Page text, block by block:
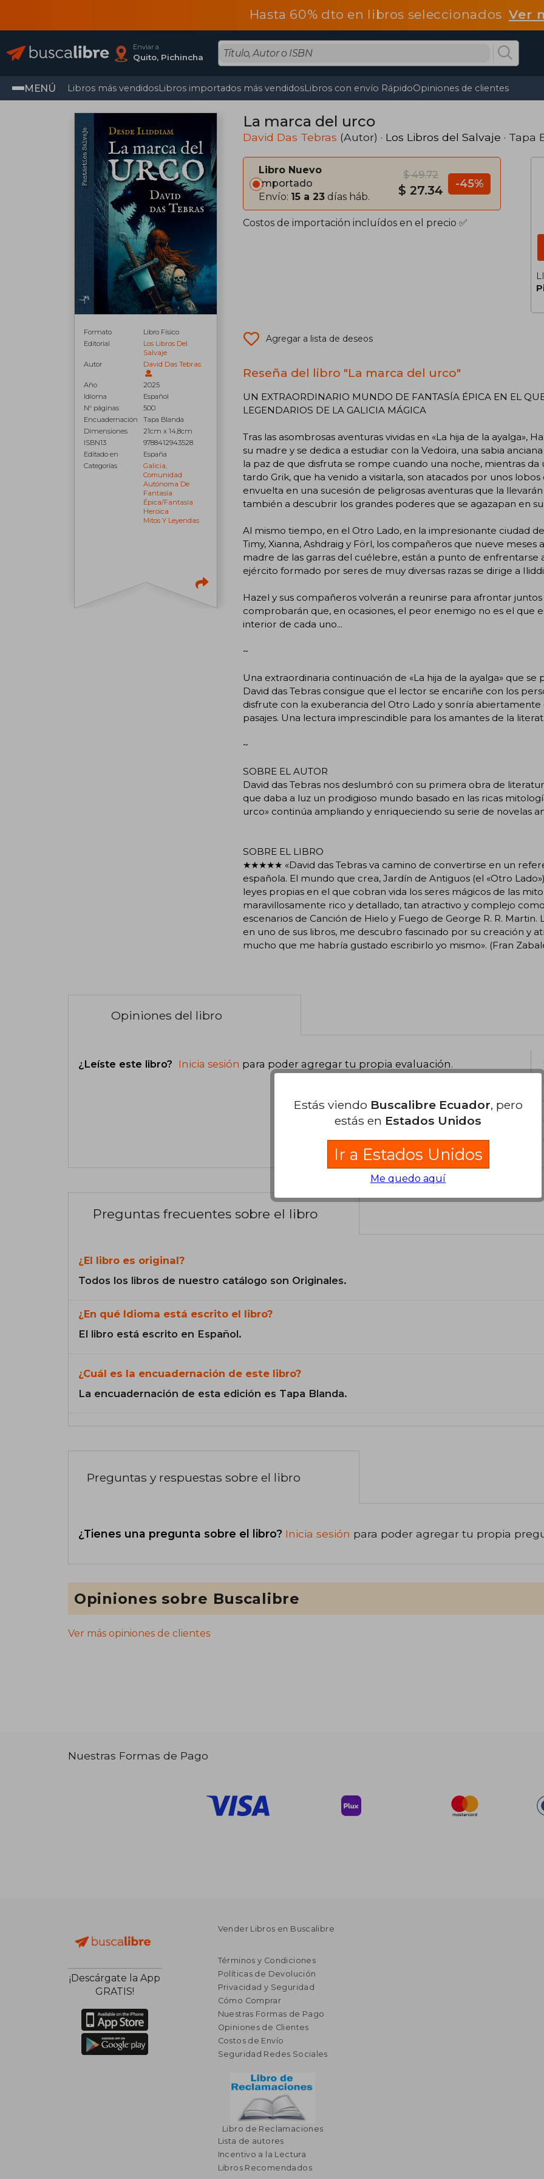
Hasta 60% dto en libros seleccionadosVer
Enviar a
Quito, Pichincha
MENÚ Libros más vendidosLibros importados más vendidosLibros con envío RápidoOpiniones de clientes
Formato
Libro Físico
Editorial
Los Libros Del
Salvaje
Autor
David Das Tebras
Año
2025
Idioma
Español
N° páginas
500
Encuadernación
Tapa Blanda
Dimensiones
21cm x 14,8cm
ISBN13
9788412943528
Editado en
España
Categorías
Galicia,
Comunidad
Autónoma De
Fantasía
Épica/fantasía
Heroica
Mitos Y Leyendas
La marca del urco
David Das Tebras (Autor) · Los Libros del Salvaje · Tapa
Libro Nuevo
Importado
Envío: 15 a 23 días háb.
$ 49.72
$ 27.34 -45%
Costos de importación incluídos en el precio ✅
Agregar a lista de deseos
Reseña del libro "La marca del urco"
UN EXTRAORDINARIO MUNDO DE FANTASÍA ÉPICA EN EL
LEGENDARIOS DE LA GALICIA MÁGICA
Tras las asombrosas aventuras vividas en «La hija de la ayalga»,
su madre y se dedica a estudiar con la Vedoira, una sabia
la paz de que disfruta se rompe cuando una noche, mientras
tardo Grik, que ha venido a visitarla, son atacados por unos
envuelta en una sucesión de peligrosas aventuras que la
también a descubrir los grandes poderes que se agazapan en
Al mismo tiempo, en el Otro Lado, en la impresionante ciudad
Timy, Xianna, Ashdraig y Förl, los compañeros que nueve meses
madre de las garras del cuélebre, están a punto de enfrentarse
ejército formado por seres de muy diversas razas se dirige a
Hazel y sus compañeros volverán a reunirse para afrontar
comprobarán que, en ocasiones, el peor enemigo no es el que
interior de cada uno...
~
Una extraordinaria continuación de «La hija de la ayalga» que
David das Tebras consigue que el lector se encariñe con los
disfrute con la exuberancia del Otro Lado y sonría
pasajes. Una lectura imprescindible para los amantes de la
~
SOBRE EL AUTOR
David das Tebras nos deslumbró con su primera obra de
que daba a luz un prodigioso mundo basado en las ricas
urco» continúa ampliando y enriqueciendo su serie de novelas
SOBRE EL LIBRO
★★★★★ «David das Tebras va camino de convertirse en un
española. El mundo que crea, Jardín de Antiguos (el «Otro
leyes propias en el que cobran vida los seres mágicos de las
maravillosamente rico y detallado, tan atractivo y complejo
escenarios de Canción de Hielo y Fuego de George R. R.
en uno de sus libros, me descubro fascinado por su creación y
mucho que me habría gustado escribirlo yo mismo». (Fran
Opiniones del libro
¿Leíste este libro? Inicia sesión para poder agregar tu propia evaluación.
Preguntas frecuentes sobre el libro
¿El libro es original?
Todos los libros de nuestro catálogo son Originales.
¿En qué Idioma está escrito el libro?
El libro está escrito en Español.
¿Cuál es la encuadernación de este libro?
La encuadernación de esta edición es Tapa Blanda.
Preguntas y respuestas sobre el libro
¿Tienes una pregunta sobre el libro? Inicia sesión para poder agregar tu propia
Opiniones sobre Buscalibre
Ver más opiniones de clientes
Nuestras Formas de Pago
¡Descárgate la App
GRATIS!
Vender Libros en Buscalibre
Términos y Condiciones
Políticas de Devolución
Privacidad y Seguridad
Cómo Comprar
Nuestras Formas de Pago
Opiniones de Clientes
Costos de Envío
Seguridad Redes Sociales
Libro de Reclamaciones
Lista de autores
Incentivo a la Lectura
Libros Recomendados
Estás viendo Buscalibre Ecuador, pero
estás en Estados Unidos
Ir a Estados Unidos
Me quedo aquí